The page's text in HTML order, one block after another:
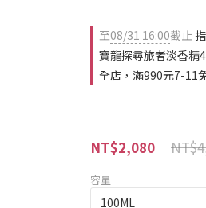
至08/31 16:00截止
寶龍探尋旅者淡香精
全店，滿990元7-11
NT$2,080
容量